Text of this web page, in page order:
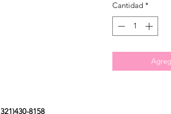
Cantidad *
321)430-8158